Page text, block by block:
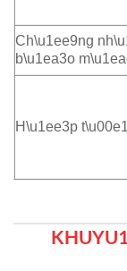
Ch\u1ee9ng
b\u1ea3o
H\u1ee3p